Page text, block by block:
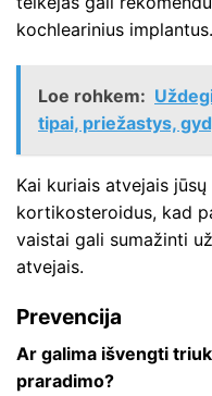
kochlearinius implantus.
Loe rohkem:
tipai, priežastys,
Kai kuriais atvejais
kortikosteroidus, kad
vaistai gali sumažinti
atvejais.
Prevencija
Ar galima išvengti
praradimo?